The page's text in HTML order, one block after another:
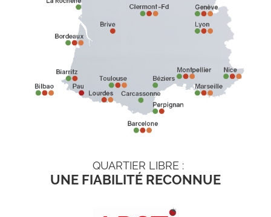
QUARTIER LIBRE :
UNE FIABILITÉ RECONNUE